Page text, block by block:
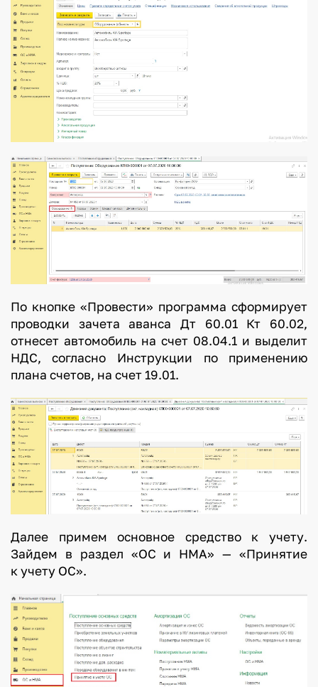
По кнопке «Провести» программа сформирует
проводки зачета аванса Дт 60.01 Кт 60.02,
отнесет автомобиль на счет 08.04.1 и выделит
НДС, согласно Инструкции по применению
плана счетов, на счет 19.01.
Далее примем основное средство к учету.
Зайдем в раздел «ОС и НМА» — «Принятие
к учету ОС».